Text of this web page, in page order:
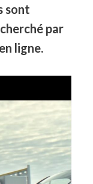
sont
par
ligne.